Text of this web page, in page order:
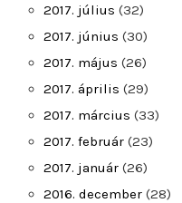
2017. július (32)
2017. június (30)
2017. május (26)
2017. április (29)
2017. március (33)
2017. február (23)
2017. január (26)
2016. december (28)